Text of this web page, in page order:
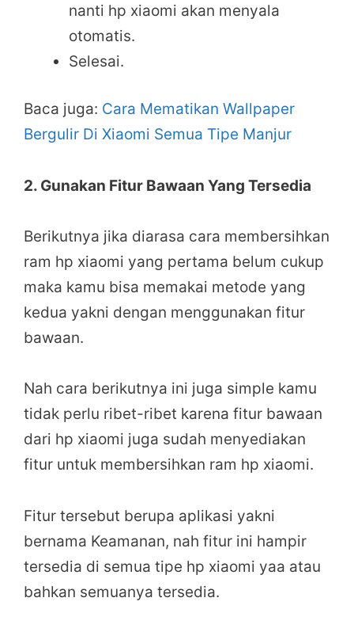
nanti hp xiaomi akan menyala
otomatis.
Selesai.
Baca juga: Cara Mematikan Wallpaper
Bergulir Di Xiaomi Semua Tipe Manjur
2. Gunakan Fitur Bawaan Yang Tersedia
Berikutnya jika diarasa cara membersihkan
ram hp xiaomi yang pertama belum cukup
maka kamu bisa memakai metode yang
kedua yakni dengan menggunakan fitur
bawaan.
Nah cara berikutnya ini juga simple kamu
tidak perlu ribet-ribet karena fitur bawaan
dari hp xiaomi juga sudah menyediakan
fitur untuk membersihkan ram hp xiaomi.
Fitur tersebut berupa aplikasi yakni
bernama Keamanan, nah fitur ini hampir
tersedia di semua tipe hp xiaomi yaa atau
bahkan semuanya tersedia.